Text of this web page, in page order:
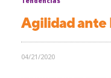
Agilidad
04/21/2020